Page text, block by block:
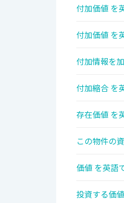
付加価値 を
付加価値 を
付加情報を
付加縮合 を
存在価値 を
この物件の
価値 を英語
投資する価